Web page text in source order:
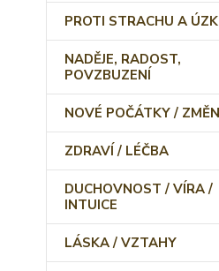
PROTI STRACHU A
NADĚJE, RADOST,
POVZBUZENÍ
NOVÉ POČÁTKY /
ZDRAVÍ / LÉČBA
DUCHOVNOST / VÍRA /
INTUICE
LÁSKA / VZTAHY